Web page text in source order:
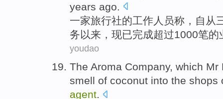
years ago
一家旅行社的工作人员称 ， 自从
务以来， 现已完成超过1000笔的
youdao
The Aroma Company, which Mr
smell of coconut into the shops
agent.